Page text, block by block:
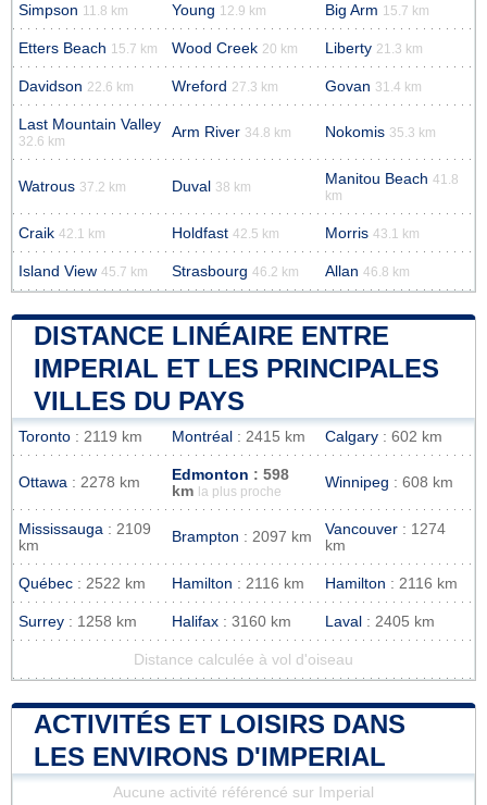
Simpson 11.8 km Young 12.9 km Big Arm 15.7 km
Etters Beach 15.7 km Wood Creek 20 km Liberty 21.3 km
Davidson 22.6 km Wreford 27.3 km Govan 31.4 km
Last Mountain Valley
32.6 km
Arm River 34.8 km Nokomis 35.3 km
Watrous 37.2 km Duval 38 km Manitou Beach 41.8
km
Craik 42.1 km Holdfast 42.5 km Morris 43.1 km
Island View 45.7 km Strasbourg 46.2 km Allan 46.8 km
DISTANCE LINÉAIRE ENTRE
IMPERIAL ET LES PRINCIPALES
VILLES DU PAYS
Toronto : 2119 km Montréal : 2415 km Calgary : 602 km
Ottawa : 2278 km Edmonton : 598
km
la plus proche
Winnipeg : 608 km
Mississauga : 2109
km
Brampton : 2097 km Vancouver : 1274
km
Québec : 2522 km Hamilton : 2116 km Hamilton : 2116 km
Surrey : 1258 km Halifax : 3160 km Laval : 2405 km
Distance calculée à vol d'oiseau
ACTIVITÉS ET LOISIRS DANS
LES ENVIRONS D'IMPERIAL
Aucune activité référencé sur Imperial